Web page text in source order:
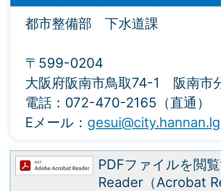
都市整備部 下水道課
〒599-0204
大阪府阪南市鳥取74-1 阪南市
電話：072-470-2165（直通）
Eメール：
PDFファイルを閲
Reader（Acrobat